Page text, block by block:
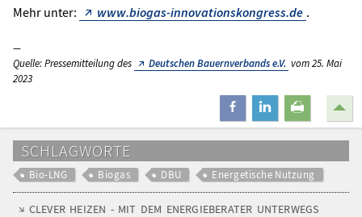
Mehr unter:
www.biogas-innovationskongress.de .
Quelle: Pressemitteilung des Deutschen Bauernverbands e.V. vom 25. Mai
2023
teilen mitteilendrucken
SCHLAGWORTE
Bio-LNG Biogas DBU Energetische Nutzung
CLEVER HEIZEN - MIT DEM ENERGIEBERATER UNTERWEGS